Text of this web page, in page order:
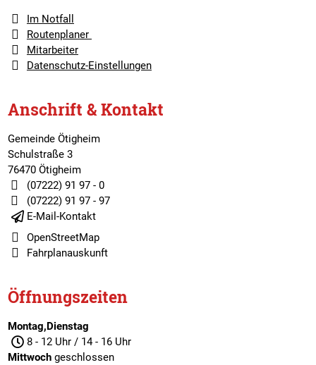
Im Notfall
Routenplaner
Mitarbeiter
Datenschutz-Einstellungen
Anschrift & Kontakt
Gemeinde Ötigheim
Schulstraße 3
76470 Ötigheim
(07222) 91 97 - 0
(07222) 91 97 - 97
E-Mail-Kontakt
OpenStreetMap
Fahrplanauskunft
Öffnungszeiten
Montag,Dienstag
8 - 12 Uhr / 14 - 16 Uhr
Mittwochgeschlossen